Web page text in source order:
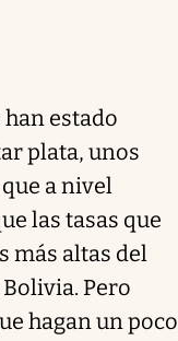
estado
plata, unos
a nivel
las tasas que
más altas del
Pero
hagan un poco